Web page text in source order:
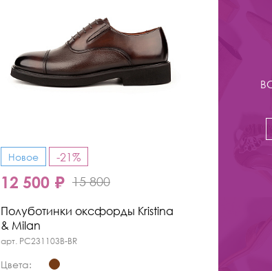
Новое -21%
12 500 ₽ 15 800
Полуботинки оксфорды Kristina
& Milan
арт. PC231103B-BR
Цвета: